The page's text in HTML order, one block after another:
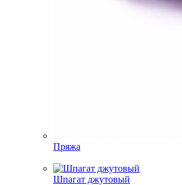
Пряжа
Шпагат джутовый